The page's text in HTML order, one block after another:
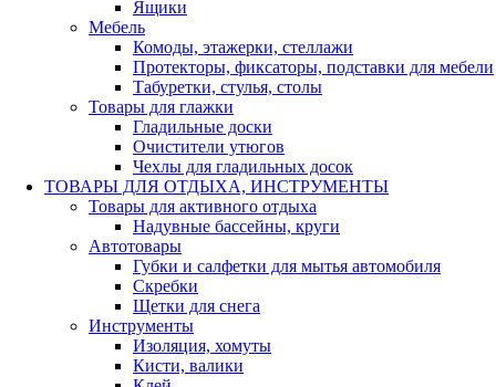
Ящики
Мебель
Комоды, этажерки, стеллажи
Протекторы, фиксаторы, подставки для мебели
Табуретки, стулья, столы
Товары для глажки
Гладильные доски
Очистители утюгов
Чехлы для гладильных досок
ТОВАРЫ ДЛЯ ОТДЫХА, ИНСТРУМЕНТЫ
Товары для активного отдыха
Надувные бассейны, круги
Автотовары
Губки и салфетки для мытья автомобиля
Скребки
Щетки для снега
Инструменты
Изоляция, хомуты
Кисти, валики